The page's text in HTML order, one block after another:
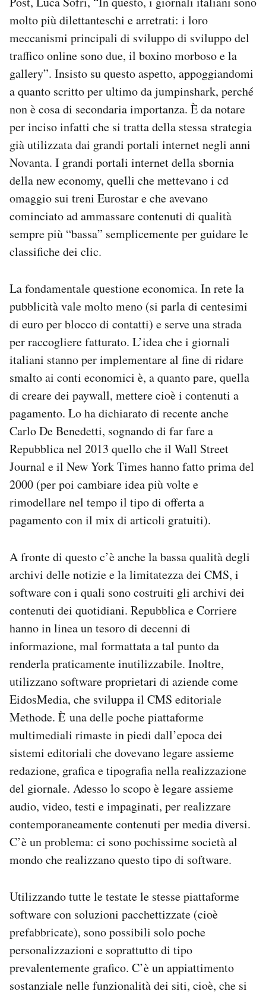
molto più dilettanteschi e arretrati: i loro
meccanismi principali di sviluppo di sviluppo del
traffico online sono due, il boxino morboso e la
gallery”. Insisto su questo aspetto, appoggiandomi
a quanto scritto per ultimo da jumpinshark, perché
non è cosa di secondaria importanza. È da notare
per inciso infatti che si tratta della stessa strategia
già utilizzata dai grandi portali internet negli anni
Novanta. I grandi portali internet della sbornia
della new economy, quelli che mettevano i cd
omaggio sui treni Eurostar e che avevano
cominciato ad ammassare contenuti di qualità
sempre più “bassa” semplicemente per guidare le
classifiche dei clic.
La fondamentale questione economica. In rete la
pubblicità vale molto meno (si parla di centesimi
di euro per blocco di contatti) e serve una strada
per raccogliere fatturato. L’idea che i giornali
italiani stanno per implementare al fine di ridare
smalto ai conti economici è, a quanto pare, quella
di creare dei paywall, mettere cioè i contenuti a
pagamento. Lo ha dichiarato di recente anche
Carlo De Benedetti, sognando di far fare a
Repubblica nel 2013 quello che il Wall Street
Journal e il New York Times hanno fatto prima del
2000 (per poi cambiare idea più volte e
rimodellare nel tempo il tipo di offerta a
pagamento con il mix di articoli gratuiti).
A fronte di questo c’è anche la bassa qualità degli
archivi delle notizie e la limitatezza dei CMS, i
software con i quali sono costruiti gli archivi dei
contenuti dei quotidiani. Repubblica e Corriere
hanno in linea un tesoro di decenni di
informazione, mal formattata a tal punto da
renderla praticamente inutilizzabile. Inoltre,
utilizzano software proprietari di aziende come
EidosMedia, che sviluppa il CMS editoriale
Methode. È una delle poche piattaforme
multimediali rimaste in piedi dall’epoca dei
sistemi editoriali che dovevano legare assieme
redazione, grafica e tipografia nella realizzazione
del giornale. Adesso lo scopo è legare assieme
audio, video, testi e impaginati, per realizzare
contemporaneamente contenuti per media diversi.
C’è un problema: ci sono pochissime società al
mondo che realizzano questo tipo di software.
Utilizzando tutte le testate le stesse piattaforme
software con soluzioni pacchettizzate (cioè
prefabbricate), sono possibili solo poche
personalizzazioni e soprattutto di tipo
prevalentemente grafico. C’è un appiattimento
sostanziale nelle funzionalità dei siti, cioè, che si